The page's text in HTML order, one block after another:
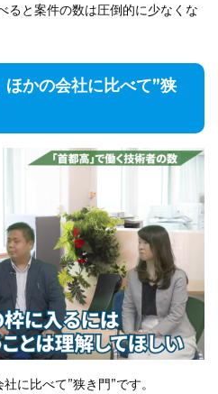
ると案件の数は圧倒的に少なくな
かの会社に比べて”狭
に比べて”狭き門”です。